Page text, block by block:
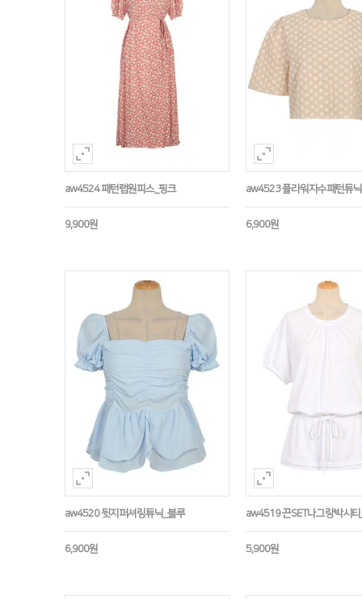
aw4524 패턴랩원피스_핑크
9,900원
aw4523 플라워자수패턴튜
6,900원
aw4520 뒷지퍼셔링튜닉_블루
6,900원
aw4519 끈SET나그랑박시티
5,900원